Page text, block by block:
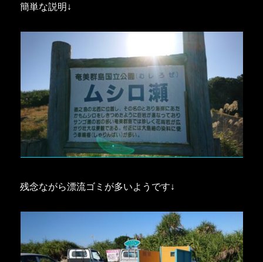
簡単な説明↓
残念ながら漂流ゴミが多いようです↓